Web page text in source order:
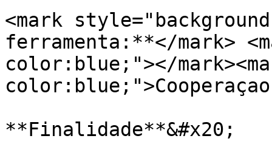
<mark
ferramenta:**</mark>
color:blue;"></
**Finalidade**&#x20;